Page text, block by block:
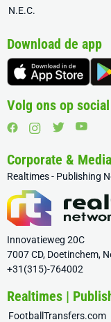
N.E.C.
Download de app
Volg ons op
Corporate & Media
Realtimes - Publishing
Innovatieweg 20C
7007 CD, Doetinchem,
+31(315)-764002
Realtimes |
FootballTransfers.com